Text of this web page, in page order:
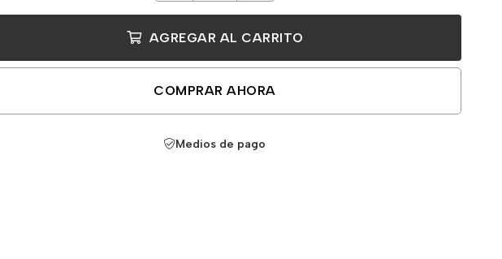
AGREGAR AL CARRITO
COMPRAR AHORA
Medios de pago